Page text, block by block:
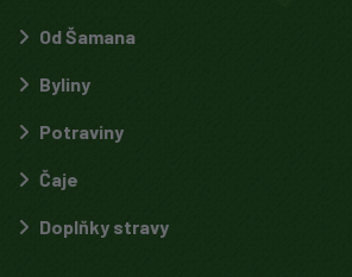
Od Šamana
Byliny
Potraviny
Čaje
Doplňky stravy